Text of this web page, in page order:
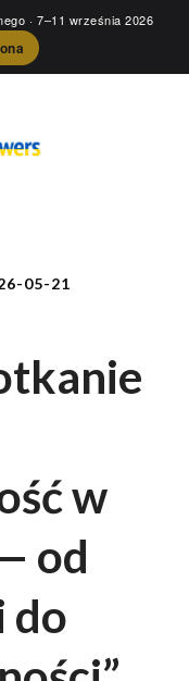
· 7–11 września 2026
05-21
w
od
do